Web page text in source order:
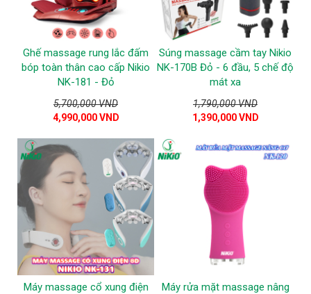
Ghế massage rung lắc đấm
bóp toàn thân cao cấp Nikio
NK-181 - Đỏ
5,700,000 VND
4,990,000 VND
Súng massage cầm tay Nikio
NK-170B Đỏ - 6 đầu, 5 chế độ
mát xa
1,790,000 VND
1,390,000 VND
Máy massage cổ xung điện
Máy rửa mặt massage nâng